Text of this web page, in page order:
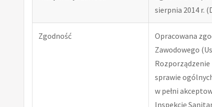
sierpnia 2014 r.
Zgodność
Opracowana
Zawodowego
Rozporządzenie
sprawie
w pełni
Inspekcję